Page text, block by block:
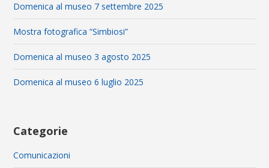
Domenica al museo 7 settembre 2025
Mostra fotografica “Simbiosi”
Domenica al museo 3 agosto 2025
Domenica al museo 6 luglio 2025
Categorie
Comunicazioni